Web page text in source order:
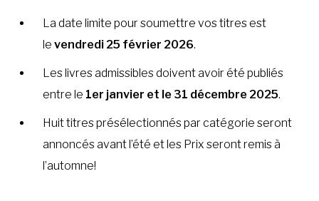
La date limite pour soumettre vos titres est
le vendredi 25 février 2026.
Les livres admissibles doivent avoir été publiés
entre le 1er janvier et le 31 décembre 2025.
Huit titres présélectionnés par catégorie seront
annoncés avant l’été et les Prix seront remis à
l’automne!